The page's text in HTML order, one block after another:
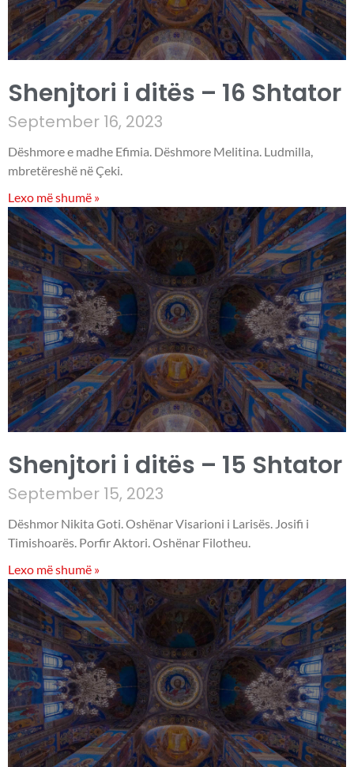
Shenjtori i ditës – 16 Shtator
September 16, 2023
Dëshmore e madhe Efimia. Dëshmore Melitina. Ludmilla,
mbretëreshë në Çeki.
Lexo më shumë »
Shenjtori i ditës – 15 Shtator
September 15, 2023
Dëshmor Nikita Goti. Oshënar Visarioni i Larisës. Josifi i
Timishoarës. Porfir Aktori. Oshënar Filotheu.
Lexo më shumë »